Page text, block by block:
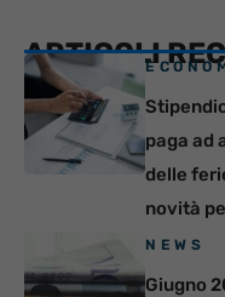
ARTICOLI
paga ad
delle
novità
NEWS
Giugno